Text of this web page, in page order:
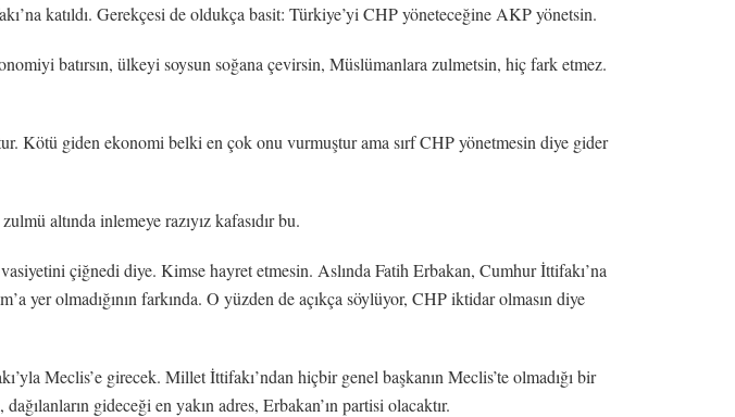
katıldı. Gerekçesi de oldukça basit: Türkiye’yi CHP yöneteceğine AKP yönetsin.
batırsın, ülkeyi soysun soğana çevirsin, Müslümanlara zulmetsin, hiç fark etmez.
Kötü giden ekonomi belki en çok onu vurmuştur ama sırf CHP yönetmesin diye gider
altında inlemeye razıyız kafasıdır bu.
çiğnedi diye. Kimse hayret etmesin. Aslında Fatih Erbakan, Cumhur İttifakı’na
yer olmadığının farkında. O yüzden de açıkça söylüyor, CHP iktidar olmasın diye
Meclis’e girecek. Millet İttifakı’ndan hiçbir genel başkanın Meclis’te olmadığı bir
gideceği en yakın adres, Erbakan’ın partisi olacaktır.